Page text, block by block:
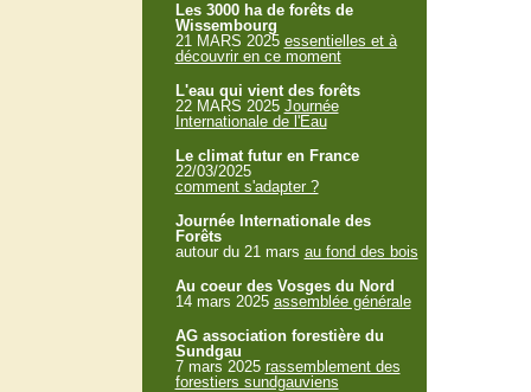
Les 3000 ha de forêts de
Wissembourg
21 MARS 2025 essentielles et à
découvrir en ce moment
L'eau qui vient des forêts
22 MARS 2025 Journée
Internationale de l'Eau
Le climat futur en France
22/03/2025
comment s'adapter ?
Journée Internationale des
Forêts
autour du 21 mars au fond des bois
Au coeur des Vosges du Nord
14 mars 2025 assemblée générale
AG association forestière du
Sundgau
7 mars 2025 rassemblement des
forestiers sundgauviens